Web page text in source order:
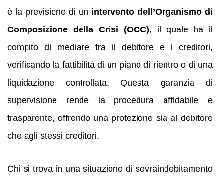
è la previsione di un intervento dell’Organismo di
Composizione della Crisi (OCC), il quale ha il
compito di mediare tra il debitore e i creditori,
verificando la fattibilità di un piano di rientro o di una
liquidazione controllata. Questa garanzia di
supervisione rende la procedura affidabile e
trasparente, offrendo una protezione sia al debitore
che agli stessi creditori.
Chi si trova in una situazione di sovraindebitamento